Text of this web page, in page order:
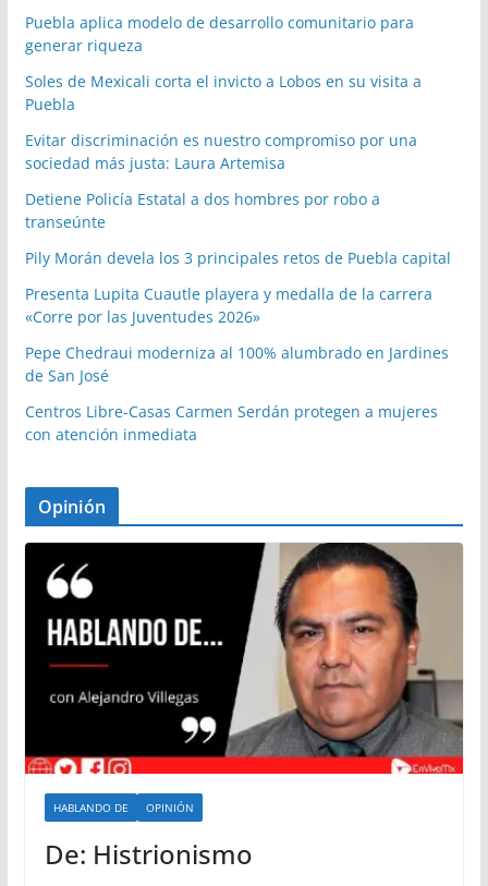
Puebla aplica modelo de desarrollo comunitario para
generar riqueza
Soles de Mexicali corta el invicto a Lobos en su visita a
Puebla
Evitar discriminación es nuestro compromiso por una
sociedad más justa: Laura Artemisa
Detiene Policía Estatal a dos hombres por robo a
transeúnte
Pily Morán devela los 3 principales retos de Puebla capital
Presenta Lupita Cuautle playera y medalla de la carrera
«Corre por las Juventudes 2026»
Pepe Chedraui moderniza al 100% alumbrado en Jardines
de San José
Centros Libre-Casas Carmen Serdán protegen a mujeres
con atención inmediata
Opinión
HABLANDO DE OPINIÓN
De: Histrionismo